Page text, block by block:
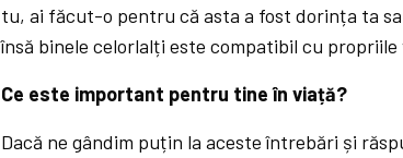
tu, ai făcut-o pentru că asta a fost dorința ta
însă binele celorlalți este compatibil cu propriile
Ce este important pentru tine în viață?
Dacă ne gândim puțin la aceste întrebări și